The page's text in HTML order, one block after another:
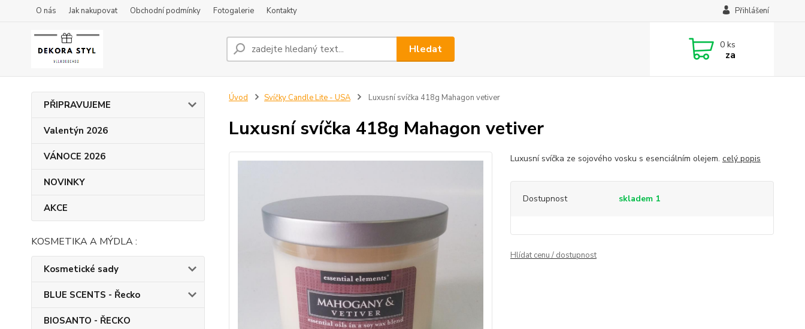
O nás Jak nakupovat Obchodní podmínky Fotogalerie Kontakty Přihlášení
Hledat 0 ks
za
PŘIPRAVUJEME
Valentýn 2026
VÁNOCE 2026
NOVINKY
AKCE
KOSMETIKA A MÝDLA :
Kosmetické sady
BLUE SCENTS - Řecko
BIOSANTO - ŘECKO
Úvod Svíčky Candle Lite - USA Luxusní svíčka 418g Mahagon vetiver
Luxusní svíčka 418g Mahagon vetiver
Luxusní svíčka ze sojového vosku s esenciálním olejem. celý popis
Dostupnost skladem 1
Hlídat cenu / dostupnost